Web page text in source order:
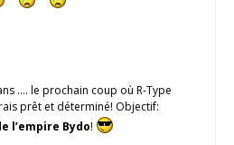
…. le prochain coup où R-Type
prêt et déterminé! Objectif:
l’empire Bydo!